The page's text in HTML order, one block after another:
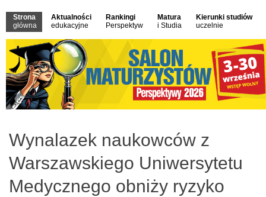
Strona
główna
Aktualności
edukacyjne
Rankingi
Perspektyw
Matura
i Studia
Kierunki studiów
uczelnie
Wynalazek naukowców z
Warszawskiego Uniwersytetu
Medycznego obniży ryzyko